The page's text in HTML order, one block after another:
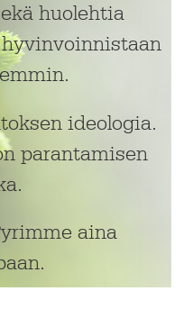
huolehtia
ideologia.
parantamisen
aina